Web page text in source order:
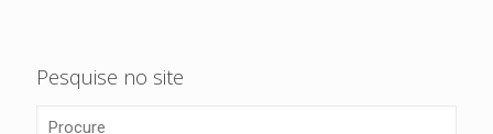
Pesquise no site